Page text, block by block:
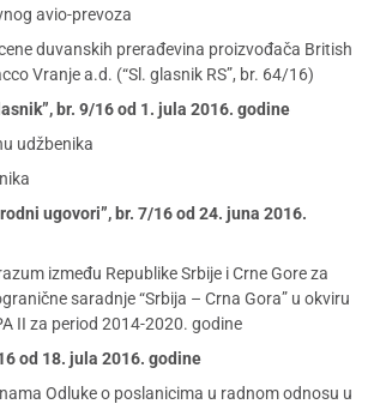
avio-prevoza
duvanskih prerađevina proizvođača British
Vranje a.d. (“Sl. glasnik RS”, br. 64/16)
br. 9/16 od 1. jula 2016. godine
udžbenika
ugovori”, br. 7/16 od 24. juna 2016.
između Republike Srbije i Crne Gore za
saradnje “Srbija – Crna Gora” u okviru
II za period 2014-2020. godine
od 18. jula 2016. godine
Odluke o poslanicima u radnom odnosu u